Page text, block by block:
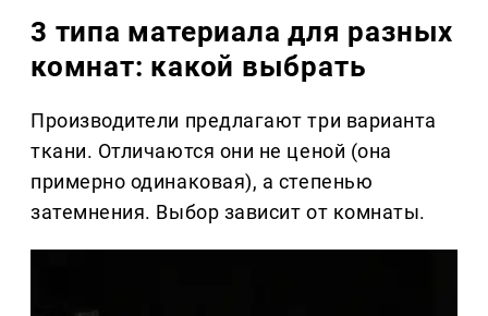
3 типа материала для разных
комнат: какой выбрать
Производители предлагают три варианта
ткани. Отличаются они не ценой (она
примерно одинаковая), а степенью
затемнения. Выбор зависит от комнаты.